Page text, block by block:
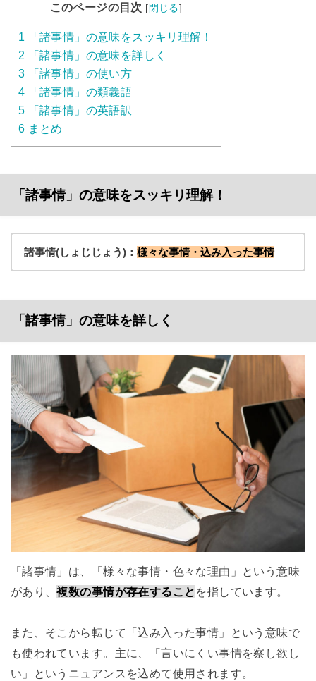
このページの目次 [閉じる]
1 「諸事情」の意味をスッキリ理解！
2 「諸事情」の意味を詳しく
3 「諸事情」の使い方
4 「諸事情」の類義語
5 「諸事情」の英語訳
6 まとめ
「諸事情」の意味をスッキリ理解！
諸事情(しょじじょう)： 様々な事情・込み入った事情
「諸事情」の意味を詳しく
「諸事情」は、「様々な事情・色々な理由」という意味
があり、複数の事情が存在すること を指しています。
また、そこから転じて「込み入った事情」という意味で
も使われています。主に、「言いにくい事情を察し欲し
い」というニュアンスを込めて使用されます。